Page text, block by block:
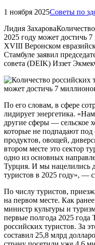
1 ноября 2025Советы по
Лидия
2025 году может достичь
XVIII Веронском
Стамбуле заявил
совета (DEIK) Иззет
По его словам, в сфере
лидирует энергетика.
другие сферы — сельское
которые не подпадают
продуктов, овощей,
втором месте это сектор
одно из основных
Турция. И мы нацелились
туристов в 2025 году», —
По числу туристов,
на первом месте. Как
министр культуры и
первые полгода 2025
российских туристов. За
составил 25,8 млрд